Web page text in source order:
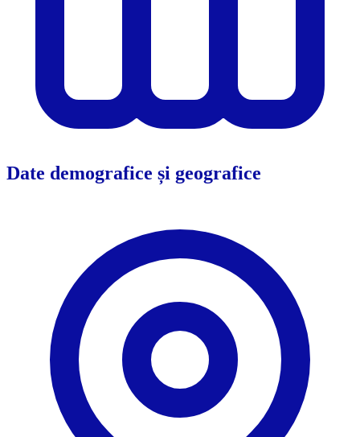
Date demografice și geografice